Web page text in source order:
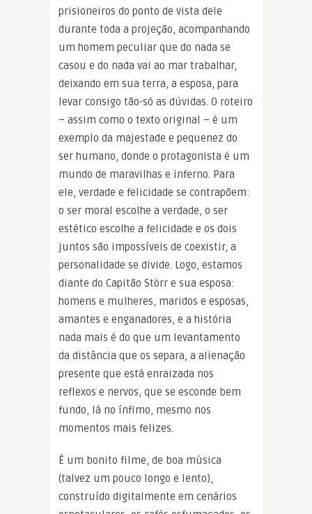
prisioneiros do ponto de vista dele
durante toda a projeção, acompanhando
um homem peculiar que do nada se
casou e do nada vai ao mar trabalhar,
deixando em sua terra, a esposa, para
levar consigo tão-só as dúvidas. O roteiro
– assim como o texto original – é um
exemplo da majestade e pequenez do
ser humano, donde o protagonista é um
mundo de maravilhas e inferno. Para
ele, verdade e felicidade se contrapõem:
o ser moral escolhe a verdade, o ser
estético escolhe a felicidade e os dois
juntos são impossíveis de coexistir, a
personalidade se divide. Logo, estamos
diante do Capitão Störr e sua esposa:
homens e mulheres, maridos e esposas,
amantes e enganadores, e a história
nada mais é do que um levantamento
da distância que os separa, a alienação
presente que está enraizada nos
reflexos e nervos, que se esconde bem
fundo, lá no ínfimo, mesmo nos
momentos mais felizes.
É um bonito filme, de boa música
(talvez um pouco longo e lento),
construído digitalmente em cenários